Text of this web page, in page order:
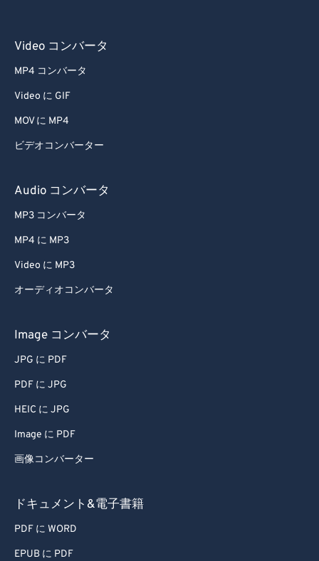
Video コンバータ
MP4 コンバータ
Video に GIF
MOV に MP4
ビデオコンバーター
Audio コンバータ
MP3 コンバータ
MP4 に MP3
Video に MP3
オーディオコンバータ
Image コンバータ
JPG に PDF
PDF に JPG
HEIC に JPG
Image に PDF
画像コンバーター
ドキュメント&電子書籍
PDF に WORD
EPUB に PDF